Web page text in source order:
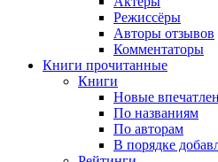
Режиссёры
Авторы отзывов
Комментаторы
Книги прочитанные
Книги
Новые
По названиям
По авторам
В порядке